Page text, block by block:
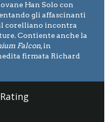
Han Solo con
gli affascinanti
corelliano incontra
Contiente anche la
Falcon, in
firmata Richard